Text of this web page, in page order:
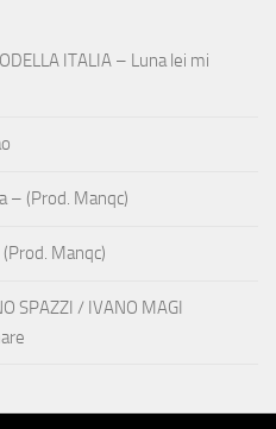
ITALIA – Luna lei mi
– (Prod. Manqc)
Manqc)
SPAZZI / IVANO MAGI